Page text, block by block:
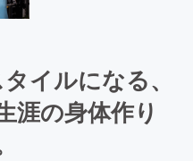
イルになる、
涯の身体作り